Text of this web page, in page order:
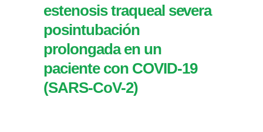
estenosis traqueal severa
posintubación
prolongada en un
paciente con COVID-19
(SARS-CoV-2)